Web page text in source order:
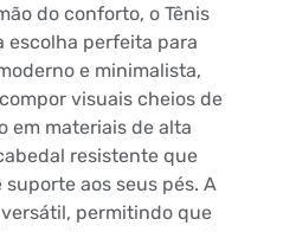
do conforto, o Tênis
escolha perfeita para
e minimalista,
visuais cheios de
em materiais de alta
resistente que
aos seus pés. A
permitindo que